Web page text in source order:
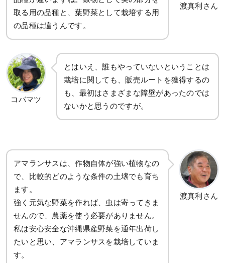
取る用の品種と、葉野菜として栽培する用
の品種は違うんです。
渡真利さん
コバマツ
とはいえ、誰もやっていないということは
栽培に関しても、販売ルートを獲得するの
も、最初はさまざまな障壁があったのでは
ないかと思うのですが。
アマランサスは、作物自体が強い植物なの
で、比較的どのような条件の土壌でも育ち
ます。
強く元気な野菜を作れば、虫は寄ってきま
せんので、農薬を使う必要がありません。
私は安心安全な沖縄県産野菜を通年出荷し
たいと思い、アマランサスを栽培していま
す。
渡真利さん